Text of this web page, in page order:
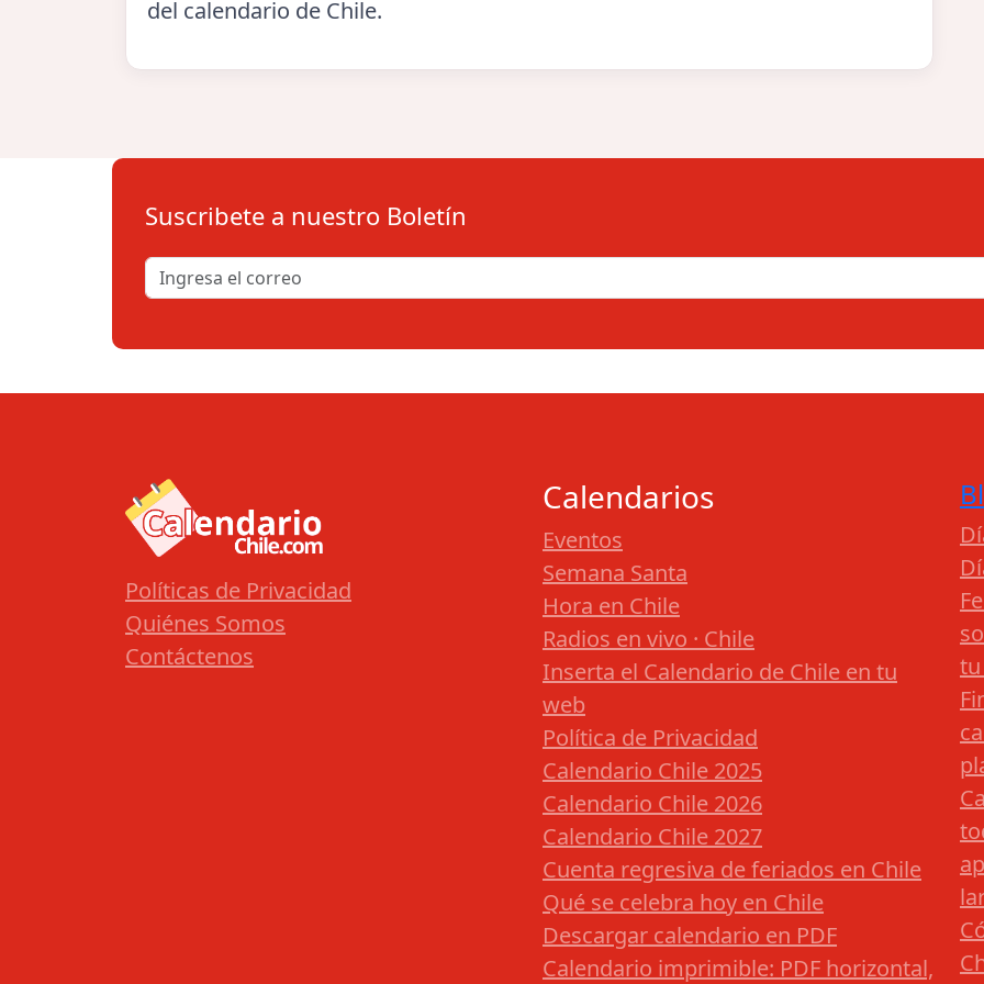
del calendario de Chile.
Suscribete a nuestro Boletín
Políticas de Privacidad
Quiénes Somos
Contáctenos
Calendarios
Eventos
Semana Santa
Hora en Chile
Radios en vivo · Chile
Inserta el Calendario de Chile en tu
web
Política de Privacidad
Calendario Chile 2025
Calendario Chile 2026
Calendario Chile 2027
Cuenta regresiva de feriados en Chile
Qué se celebra hoy en Chile
Descargar calendario en PDF
Calendario imprimible: PDF horizontal,